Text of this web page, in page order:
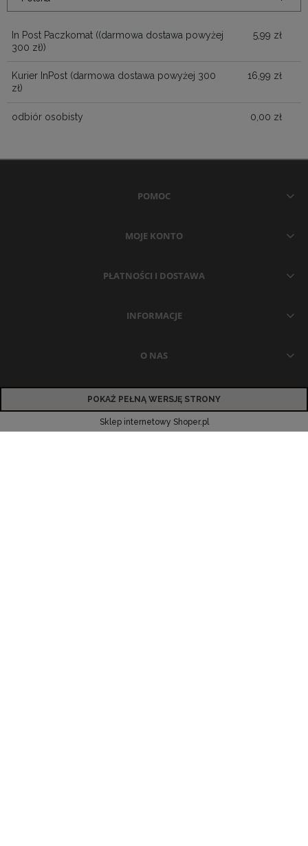
In Post Paczkomat ((darmowa dostawa powyżej
300 zł))
5,99 zł
Kurier InPost (darmowa dostawa powyżej 300
zł)
16,99 zł
odbiór osobisty 0,00 zł
POMOC
MOJE KONTO
PŁATNOŚCI I DOSTAWA
INFORMACJE
O NAS
POKAŻ PEŁNĄ WERSJĘ STRONY
Sklep internetowy Shoper.pl